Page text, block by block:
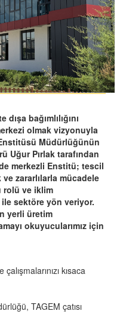
bağımlılığını
olmak vizyonuyla
Müdürlüğünün
Uğur Pırlak tarafından
merkezli Enstitü; tescil
zararlılarla mücadele
rolü ve iklim
sektöre yön veriyor.
yerli üretim
okuyucularımız için
kısaca
TAGEM çatısı